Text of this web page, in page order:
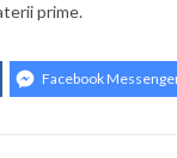
prime.
Facebook